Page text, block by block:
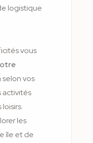
logistique
vous
selon vos
activités
les
île et de